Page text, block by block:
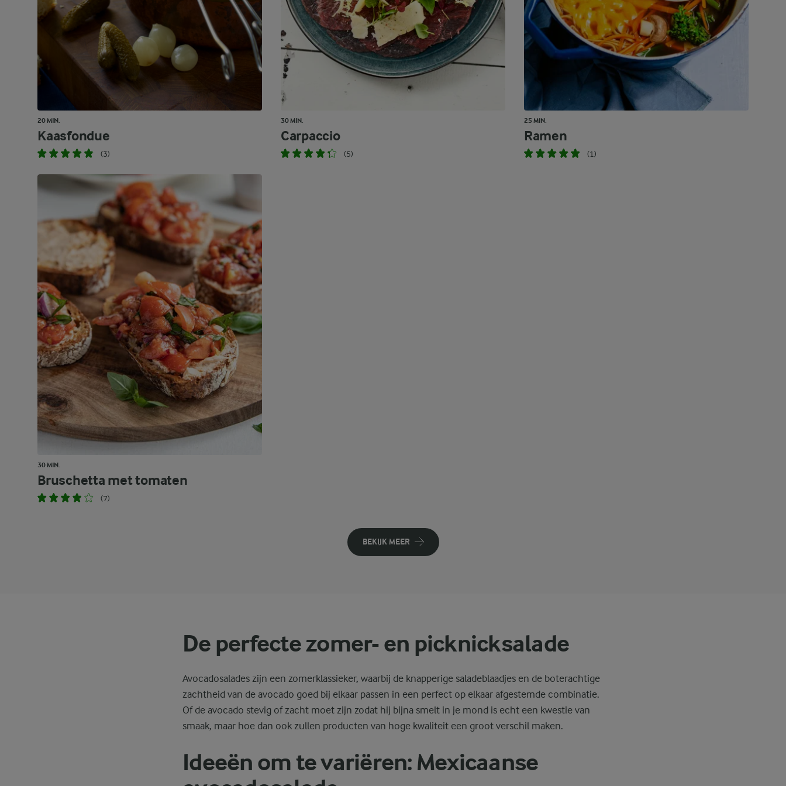
20 MIN.
Kaasfondue
(3)
30 MIN.
Carpaccio
(5)
25 MIN.
Ramen
(1)
30 MIN.
Bruschetta met tomaten
(7)
BEKIJK MEER
De perfecte zomer- en picknicksalade
Avocadosalades zijn een zomerklassieker, waarbij de knapperige saladeblaadjes en de boterachtige
zachtheid van de avocado goed bij elkaar passen in een perfect op elkaar afgestemde combinatie.
Of de avocado stevig of zacht moet zijn zodat hij bijna smelt in je mond is echt een kwestie van
smaak, maar hoe dan ook zullen producten van hoge kwaliteit een groot verschil maken.
Ideeën om te variëren: Mexicaanse